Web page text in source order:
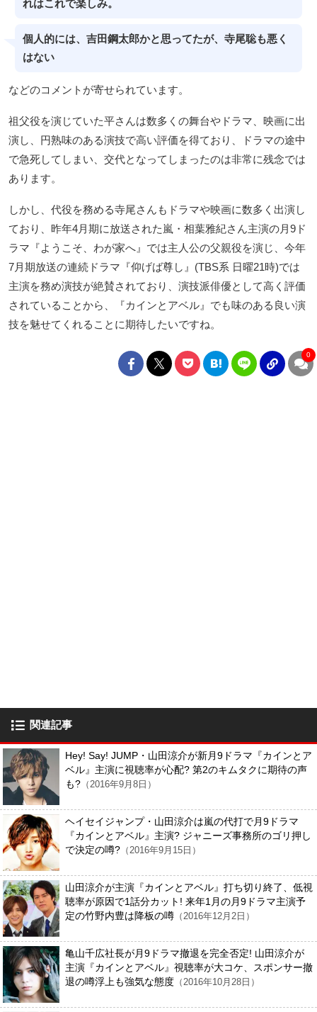
れはこれで楽しみ。
個人的には、吉田鋼太郎かと思ってたが、寺尾聡も悪く
はない
などのコメントが寄せられています。
祖父役を演じていた平さんは数多くの舞台やドラマ、映画に出
演し、円熟味のある演技で高い評価を得ており、ドラマの途中
で急死してしまい、交代となってしまったのは非常に残念では
あります。
しかし、代役を務める寺尾さんもドラマや映画に数多く出演し
ており、昨年4月期に放送された嵐・相葉雅紀さん主演の月9ド
ラマ『ようこそ、わが家へ』では主人公の父親役を演じ、今年
7月期放送の連続ドラマ『仰げば尊し』(TBS系 日曜21時)では
主演を務め演技が絶賛されており、演技派俳優として高く評価
されていることから、『カインとアベル』でも味のある良い演
技を魅せてくれることに期待したいですね。
0
関連記事
Hey! Say! JUMP・山田涼介が新月9ドラマ『カインとア
ベル』主演に視聴率が心配? 第2のキムタクに期待の声
も? （2016年9月8日）
ヘイセイジャンプ・山田涼介は嵐の代打で月9ドラマ
『カインとアベル』主演? ジャニーズ事務所のゴリ押し
で決定の噂? （2016年9月15日）
山田涼介が主演『カインとアベル』打ち切り終了、低視
聴率が原因で1話分カット! 来年1月の月9ドラマ主演予
定の竹野内豊は降板の噂 （2016年12月2日）
亀山千広社長が月9ドラマ撤退を完全否定! 山田涼介が
主演『カインとアベル』視聴率が大コケ、スポンサー撤
退の噂浮上も強気な態度 （2016年10月28日）